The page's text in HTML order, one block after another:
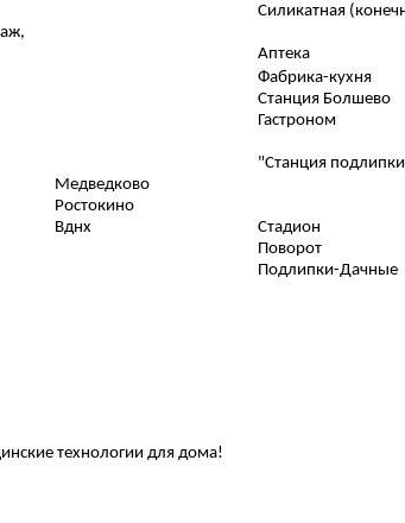
Силикатная
Аптека
Фабрика-кухня
Станция Болшево
Гастроном
"Станция
Медведково
Ростокино
Вднх
Стадион
Поворот
Подлипки-Дачные
технологии для дома!